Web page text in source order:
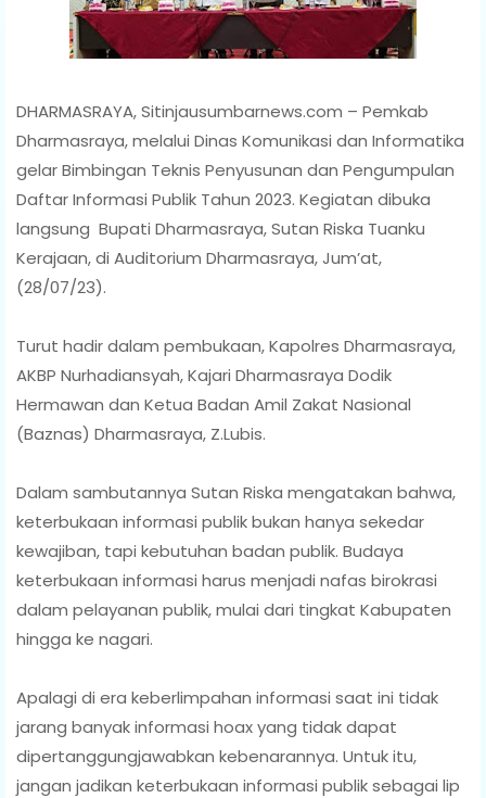
DHARMASRAYA, Sitinjausumbarnews.com – Pemkab
Dharmasraya, melalui Dinas Komunikasi dan Informatika
gelar Bimbingan Teknis Penyusunan dan Pengumpulan
Daftar Informasi Publik Tahun 2023. Kegiatan dibuka
langsung Bupati Dharmasraya, Sutan Riska Tuanku
Kerajaan, di Auditorium Dharmasraya, Jum’at,
(28/07/23).
Turut hadir dalam pembukaan, Kapolres Dharmasraya,
AKBP Nurhadiansyah, Kajari Dharmasraya Dodik
Hermawan dan Ketua Badan Amil Zakat Nasional
(Baznas) Dharmasraya, Z.Lubis.
Dalam sambutannya Sutan Riska mengatakan bahwa,
keterbukaan informasi publik bukan hanya sekedar
kewajiban, tapi kebutuhan badan publik. Budaya
keterbukaan informasi harus menjadi nafas birokrasi
dalam pelayanan publik, mulai dari tingkat Kabupaten
hingga ke nagari.
Apalagi di era keberlimpahan informasi saat ini tidak
jarang banyak informasi hoax yang tidak dapat
dipertanggungjawabkan kebenarannya. Untuk itu,
jangan jadikan keterbukaan informasi publik sebagai lip